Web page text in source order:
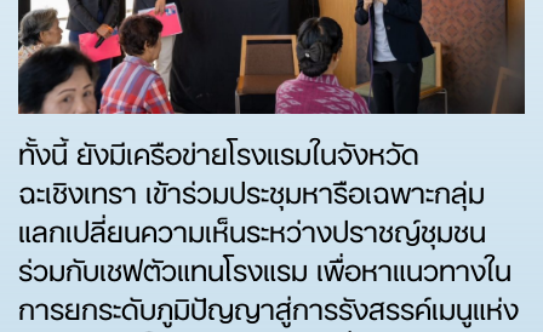
ทั้งนี้ ยังมีเครือข่ายโรงแรมในจังหวัด
ฉะเชิงเทรา เข้าร่วมประชุมหารือเฉพาะกลุ่ม
แลกเปลี่ยนความเห็นระหว่างปราชญ์ชุมชน
ร่วมกับเชฟตัวแทนโรงแรม เพื่อหาแนวทางใน
การยกระดับภูมิปัญญาสู่การรังสรรค์เมนูแห่ง